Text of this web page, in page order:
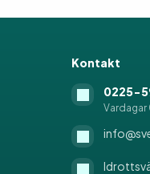
Kontakt
0225-
Vardagar